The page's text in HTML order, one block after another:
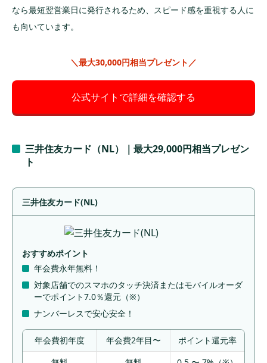
なら最短翌営業日に発行されるため、スピード感を重視する人に
も向いています。
＼最大30,000円相当プレゼント／
公式サイトで詳細を確認する
三井住友カード（NL）｜最大29,000円相当プレゼン
ト
三井住友カード(NL)
おすすめポイント
年会費永年無料！
対象店舗でのスマホのタッチ決済またはモバイルオーダ
ーでポイント7.0％還元（※）
ナンバーレスで安心安全！
年会費初年度 年会費2年目〜
ポイント還元率